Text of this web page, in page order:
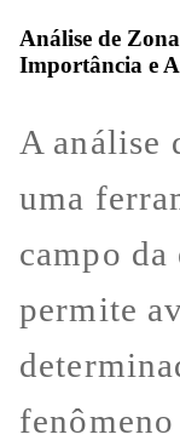
Análise de
Importância e
A análise
uma
campo da
permite